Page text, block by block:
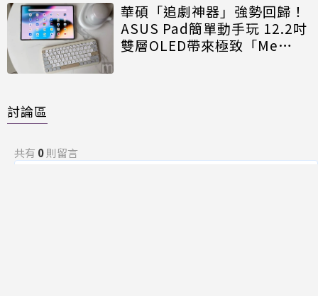
華碩「追劇神器」強勢回歸！
ASUS Pad簡單動手玩 12.2吋
雙層OLED帶來極致「Me
討論區
共有 0則留言